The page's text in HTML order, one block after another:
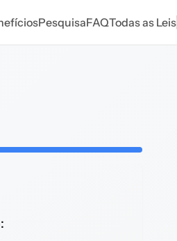
PesquisaFAQTodas as Leis